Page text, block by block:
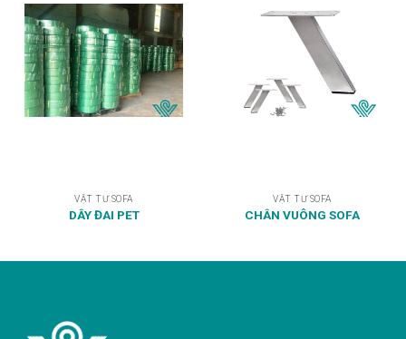
VẬT TƯ SOFA
DÂY ĐAI PET
VẬT TƯ SOFA
CHÂN VUÔNG SOFA